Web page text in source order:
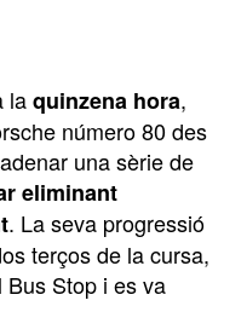
laquinzena hora,
número 80 des
una sèrie de
eliminant
. La seva progressió
terços de la cursa,
Stop i es va